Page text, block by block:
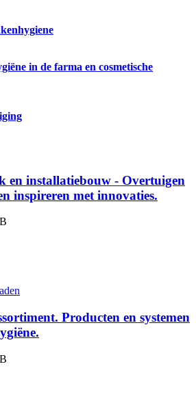
in de farma en cosmetische
en installatiebouw - Overtuigen
inspireren met innovaties.
Producten en systemen